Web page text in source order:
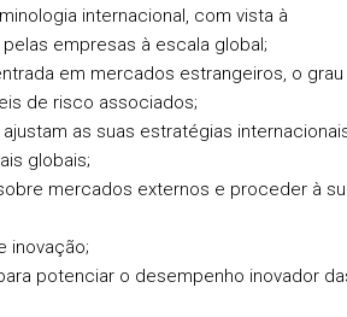
internacional, com vista à
empresas à escala global;
em mercados estrangeiros, o grau
de risco associados;
as suas estratégias
globais;
mercados externos e proceder à
inovação;
potenciar o desempenho inovador